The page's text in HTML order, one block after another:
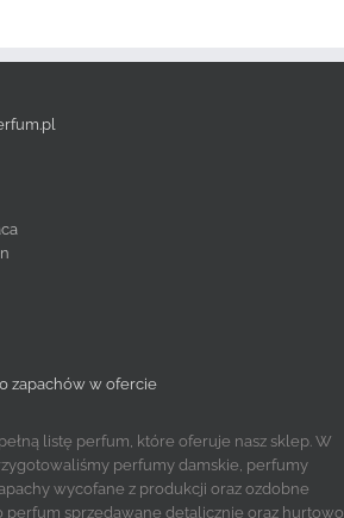
zapachów w ofercie
listę perfum, które oferuje nasz sklep. W
perfumy damskie, perfumy
wycofane z produkcji oraz ozdobne
perfum sprzedawane detalicznie oraz hurtowo